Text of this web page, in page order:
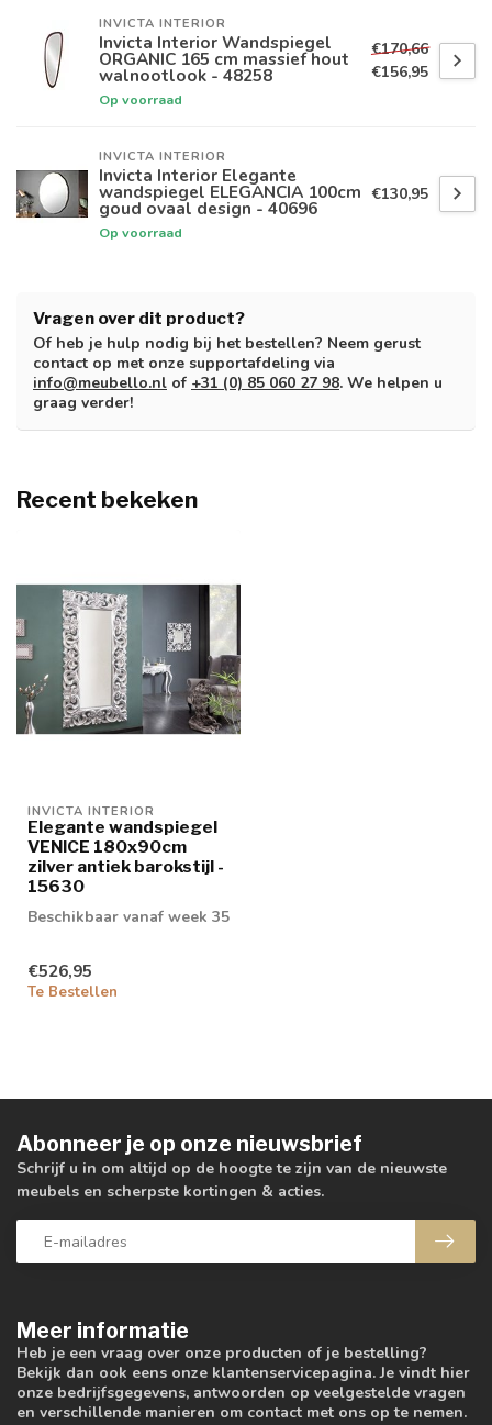
INVICTA INTERIOR
Invicta Interior Wandspiegel
ORGANIC 165 cm massief hout
walnootlook - 48258
Op voorraad
€170,66
€156,95
INVICTA INTERIOR
Invicta Interior Elegante
wandspiegel ELEGANCIA 100cm
goud ovaal design - 40696
Op voorraad
€130,95
Vragen over dit product?
Of heb je hulp nodig bij het bestellen? Neem gerust
contact op met onze supportafdeling via
info@meubello.nl of +31 (0) 85 060 27 98. We helpen u
graag verder!
Recent bekeken
INVICTA INTERIOR
Elegante wandspiegel
VENICE 180x90cm
zilver antiek barokstijl -
15630
Beschikbaar vanaf week 35
€526,95
Te Bestellen
Meer informatie
Heb je een vraag over onze producten of je bestelling?
Bekijk dan ook eens onze klantenservicepagina. Je vindt hier
onze bedrijfsgegevens, antwoorden op veelgestelde vragen
en verschillende manieren om contact met ons op te nemen.
Abonneer je op onze nieuwsbrief
Schrijf u in om altijd op de hoogte te zijn van de nieuwste
meubels en scherpste kortingen & acties.